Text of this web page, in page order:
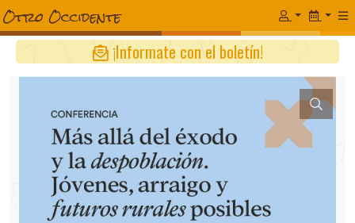
¡Informate con el boletín!